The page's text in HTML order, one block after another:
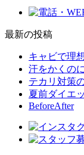
最新の投稿
キャビで理
汗をかくの
テカリ対策
夏前ダイエ
BeforeAfter